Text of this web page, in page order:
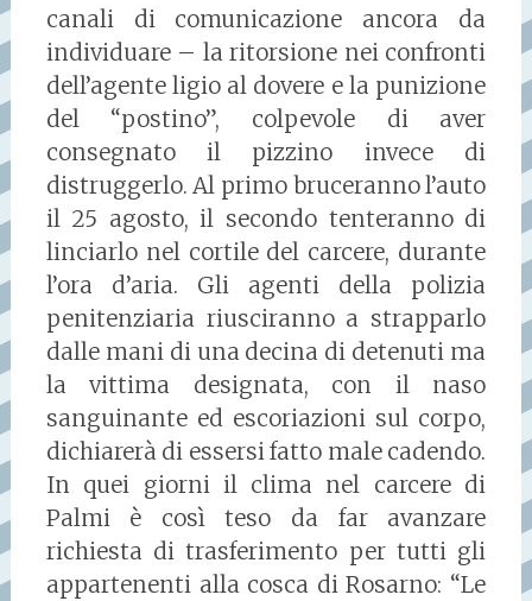
canali di comunicazione ancora da
individuare – la ritorsione nei confronti
dell’agente ligio al dovere e la punizione
del “postino”, colpevole di aver
consegnato il pizzino invece di
distruggerlo. Al primo bruceranno l’auto
il 25 agosto, il secondo tenteranno di
linciarlo nel cortile del carcere, durante
l’ora d’aria. Gli agenti della polizia
penitenziaria riusciranno a strapparlo
dalle mani di una decina di detenuti ma
la vittima designata, con il naso
sanguinante ed escoriazioni sul corpo,
dichiarerà di essersi fatto male cadendo.
In quei giorni il clima nel carcere di
Palmi è così teso da far avanzare
richiesta di trasferimento per tutti gli
appartenenti alla cosca di Rosarno: “Le